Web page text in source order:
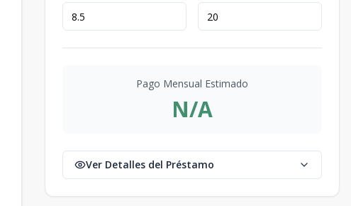
Pago Mensual Estimado
N/A
Ver Detalles del Préstamo